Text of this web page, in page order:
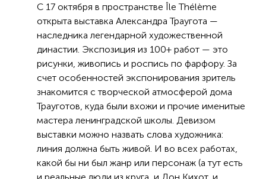
С 17 октября в пространстве Île Thélème
открыта выставка Александра Траугота —
наследника легендарной художественной
династии. Экспозиция из 100+ работ — это
рисунки, живопись и роспись по фарфору. За
счет особенностей экспонирования зритель
знакомится с творческой атмосферой дома
Трауготов, куда были вхожи и прочие именитые
мастера ленинградской школы. Девизом
выставки можно назвать слова художника:
линия должна быть живой. И во всех работах,
какой бы ни был жанр или персонаж (а тут есть